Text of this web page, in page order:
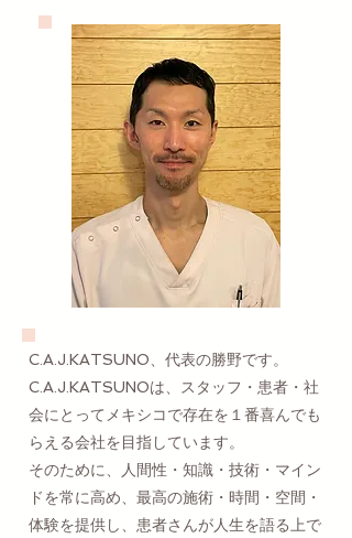
C.A.J.KATSUNO、代表の勝野です。
C.A.J.KATSUNOは、スタッフ・患者・社
会にとってメキシコで存在を１番喜んでも
らえる会社を目指しています。
そのために、人間性・知識・技術・マイン
ドを常に高め、最高の施術・時間・空間・
体験を提供し、患者さんが人生を語る上で